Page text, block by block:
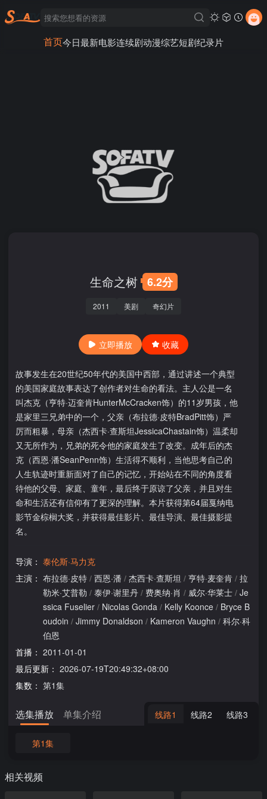
首页今日最新电影连续剧动漫综艺短剧纪录片
生命之树 6.2分
2011 美剧 奇幻片
立即播放 收藏
故事发生在20世纪50年代的美国中西部，通过讲述一个典型
的美国家庭故事表达了创作者对生命的看法。主人公是一名
叫杰克（亨特·迈奎肯HunterMcCracken饰）的11岁男孩，他
是家里三兄弟中的一个，父亲（布拉德·皮特BradPitt饰）严
厉而粗暴，母亲（杰西卡·查斯坦JessicaChastain饰）温柔却
又无所作为，兄弟的死令他的家庭发生了改变。成年后的杰
克（西恩·潘SeanPenn饰）生活得不顺利，当他思考自己的
人生轨迹时重新面对了自己的记忆，开始站在不同的角度看
待他的父母、家庭、童年，最后终于原谅了父亲，并且对生
命和生活还有信仰有了更深的理解。本片获得第64届戛纳电
影节金棕榈大奖，并获得最佳影片、最佳导演、最佳摄影提
名。
导演： 泰伦斯·马力克
主演： 布拉德·皮特 / 西恩·潘 / 杰西卡·查斯坦 / 亨特·麦奎肯 / 拉
勒米·艾普勒 / 泰伊·谢里丹 / 费奥纳·肖 / 威尔·华莱士 / Je
ssica Fuselier / Nicolas Gonda / Kelly Koonce / Bryce B
oudoin / Jimmy Donaldson / Kameron Vaughn / 科尔·科
伯恩
首播： 2011-01-01
最后更新： 2026-07-19T20:49:32+08:00
集数： 第1集
选集播放 单集介绍 线路1 线路2 线路3
第1集
相关视频